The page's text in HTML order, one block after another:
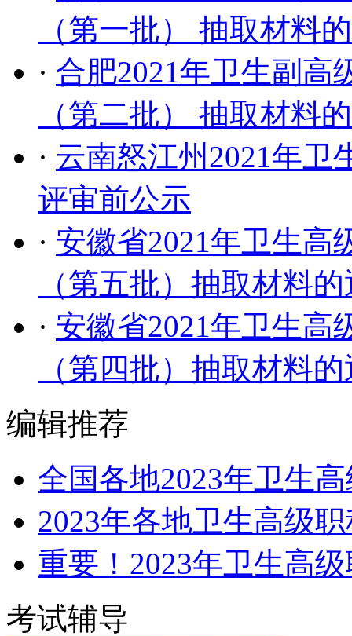
（第一批） 抽取材料
· 合肥2021年卫生副高
（第二批） 抽取材料
· 云南怒江州2021年卫
评审前公示
· 安徽省2021年卫生高
（第五批）抽取材料
· 安徽省2021年卫生高
（第四批）抽取材料
编辑推荐
全国各地2023年卫生
2023年各地卫生高级
重要！2023年卫生高
考试辅导